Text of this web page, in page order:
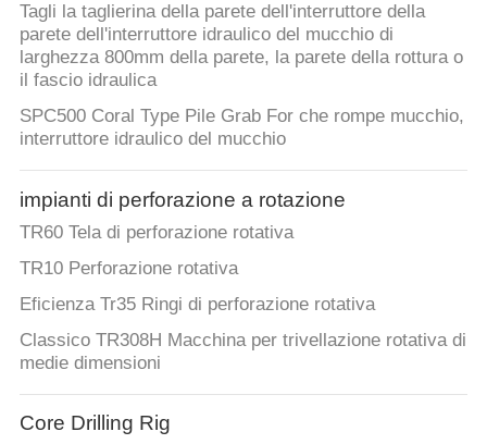
GIRO
DELLA
FABBRICA
CONTROLLO
DI
QUALITÀ
CONTATTICI
CHATTA
ADESSO
International
Sinovo
Heavy
Industry
Co.Ltd..
Reserved.
Tagli la taglierina della parete dell'interruttore della
parete dell'interruttore idraulico del mucchio di
larghezza 800mm della parete, la parete della rottura o
il fascio idraulica
SPC500 Coral Type Pile Grab For che rompe mucchio,
interruttore idraulico del mucchio
impianti di perforazione a rotazione
TR60 Tela di perforazione rotativa
TR10 Perforazione rotativa
Eficienza Tr35 Ringi di perforazione rotativa
Classico TR308H Macchina per trivellazione rotativa di
medie dimensioni
Core Drilling Rig